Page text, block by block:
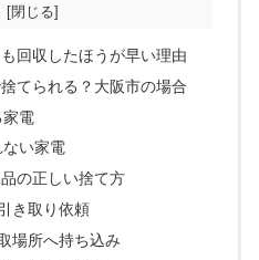
回収したほうが早い理由
てられる？大阪市の場合
電
い家電
の正しい捨て方
き取り依頼
場所へ持ち込み